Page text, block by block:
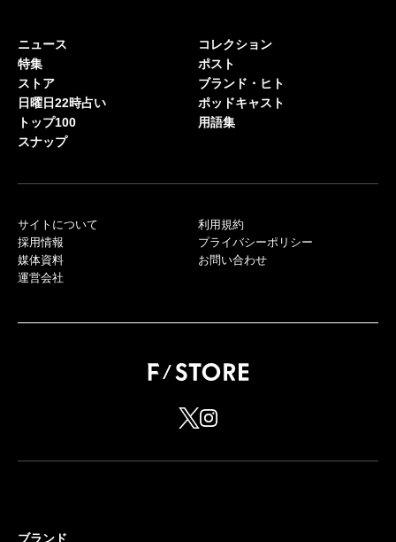
ニュース
特集
ストア
日曜日22時占い
トップ100
スナップ
コレクション
ポスト
ブランド・ヒト
ポッドキャスト
用語集
サイトについて
採用情報
媒体資料
運営会社
利用規約
プライバシーポリシー
お問い合わせ
ブランド